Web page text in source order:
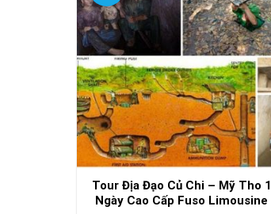
Tour Địa Đạo Củ Chi – Mỹ Tho 1
Ngày Cao Cấp Fuso Limousine